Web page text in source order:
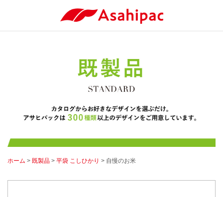
ホーム > 既製品 > 平袋 こしひかり > 自慢のお米